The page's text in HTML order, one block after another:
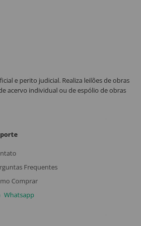
e perito judicial. Realiza leilões de obras
acervo individual ou de espólio de obras
Frequentes
Comprar
Whatsapp